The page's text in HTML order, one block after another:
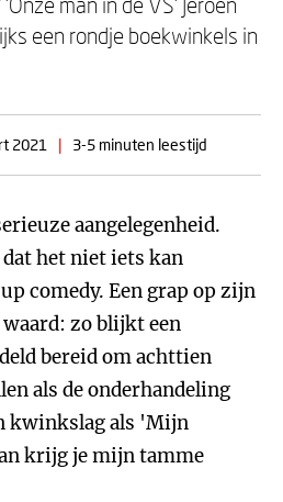
een rondje boekwinkels in
2021 | 3-5 minuten leestijd
aangelegenheid.
het niet iets kan
comedy. Een grap op zijn
zo blijkt een
bereid om achttien
als de onderhandeling
kwinkslag als 'Mijn
krijg je mijn tamme